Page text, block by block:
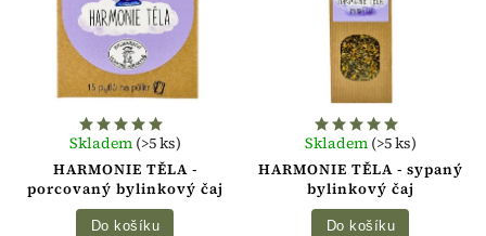
HARMONIE TĚLA -
porcovaný bylinkový čaj
Skladem (>5 ks)
Do košíku
HARMONIE TĚLA - sypaný
bylinkový čaj
Skladem (>5 ks)
Do košíku